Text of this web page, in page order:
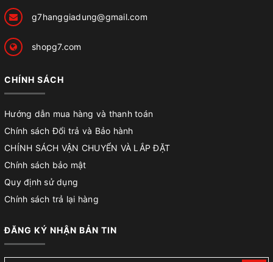
g7hanggiadung@gmail.com
shopg7.com
CHÍNH SÁCH
Hướng dẫn mua hàng và thanh toán
Chính sách Đổi trả và Bảo hành
CHÍNH SÁCH VẬN CHUYỂN VÀ LẮP ĐẶT
Chính sách bảo mật
Quy định sử dụng
Chính sách trả lại hàng
ĐĂNG KÝ NHẬN BẢN TIN